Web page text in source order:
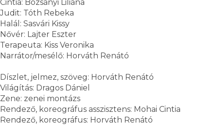
Cintia: Bozsányi Liliána
Judit: Tóth Rebeka
Halál: Sasvári Kissy
Nővér: Lajter Eszter
Terapeuta: Kiss Veronika
Narrátor/mesélő: Horváth Renátó
Díszlet, jelmez, szöveg: Horváth Renátó
Világítás: Dragos Dániel
Zene: zenei montázs
Rendező, koreográfus asszisztens: Mohai Cintia
Rendező, koreográfus: Horváth Renátó